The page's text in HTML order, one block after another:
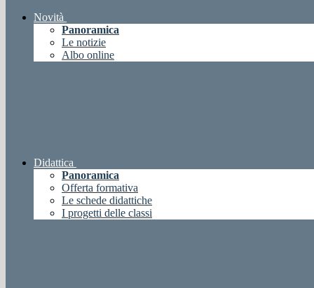
Novità
Panoramica
Le notizie
Albo online
Didattica
Panoramica
Offerta formativa
Le schede didattiche
I progetti delle classi